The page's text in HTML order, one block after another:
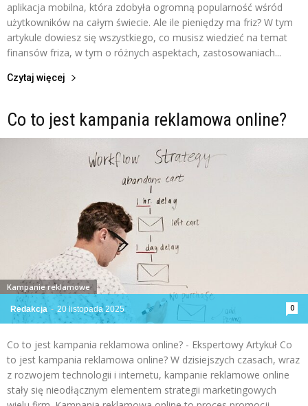
aplikacja mobilna, która zdobyła ogromną popularność wśród
użytkowników na całym świecie. Ale ile pieniędzy ma friz? W tym
artykule dowiesz się wszystkiego, co musisz wiedzieć na temat
finansów friza, w tym o różnych aspektach, zastosowaniach...
Czytaj więcej
Co to jest kampania reklamowa online?
Redakcja - 20 listopada 2025 0
Kampanie reklamowe
Co to jest kampania reklamowa online? - Ekspertowy Artykuł Co
to jest kampania reklamowa online? W dzisiejszych czasach, wraz
z rozwojem technologii i internetu, kampanie reklamowe online
stały się nieodłącznym elementem strategii marketingowych